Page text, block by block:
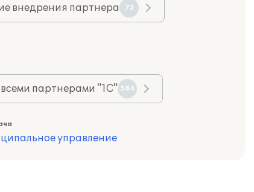
внедрения партнера 73
партнерами "1С" 584
управление